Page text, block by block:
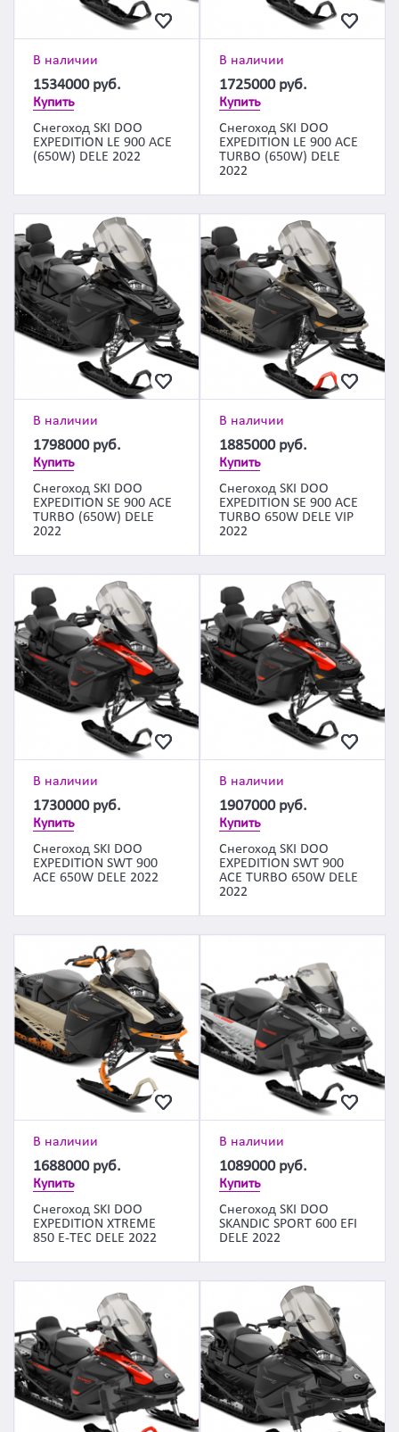
В наличии
1534000 руб.
Купить
Снегоход SKI DOO
EXPEDITION LE 900 ACE
(650W) DELE 2022
В наличии
1725000 руб.
Купить
Снегоход SKI DOO
EXPEDITION LE 900 ACE
TURBO (650W) DELE
2022
В наличии
1798000 руб.
Купить
Снегоход SKI DOO
EXPEDITION SE 900 ACE
TURBO (650W) DELE
2022
В наличии
1885000 руб.
Купить
Снегоход SKI DOO
EXPEDITION SE 900 ACE
TURBO 650W DELE VIP
2022
В наличии
1730000 руб.
Купить
Снегоход SKI DOO
EXPEDITION SWT 900
ACE 650W DELE 2022
В наличии
1907000 руб.
Купить
Снегоход SKI DOO
EXPEDITION SWT 900
ACE TURBO 650W DELE
2022
В наличии
1688000 руб.
Купить
Снегоход SKI DOO
EXPEDITION XTREME
850 E-TEC DELE 2022
В наличии
1089000 руб.
Купить
Снегоход SKI DOO
SKANDIC SPORT 600 EFI
DELE 2022